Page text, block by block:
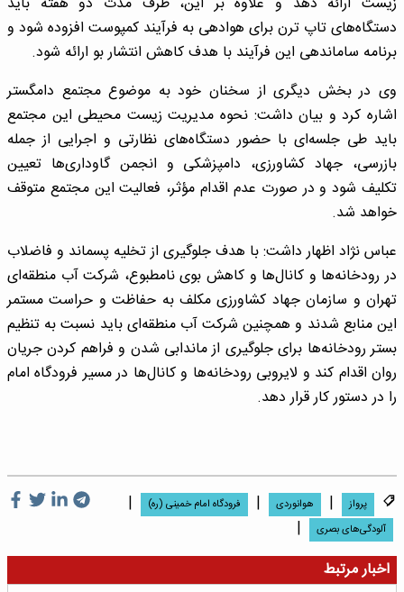
دستگاه‌های تاپ ترن برای هوادهی به فرآیند کمپوست افزوده شود و
برنامه ساماندهی این فرآیند با هدف کاهش انتشار بو ارائه شود.
وی در بخش دیگری از سخنان خود به موضوع مجتمع دامگستر
اشاره کرد و بیان داشت: نحوه مدیریت زیست محیطی این مجتمع
باید طی جلسه‌ای با حضور دستگاه‌های نظارتی و اجرایی از جمله
بازرسی، جهاد کشاورزی، دامپزشکی و انجمن گاوداری‌ها تعیین
تکلیف شود و در صورت عدم اقدام مؤثر، فعالیت این مجتمع متوقف
خواهد شد.
عباس نژاد اظهار داشت: با هدف جلوگیری از تخلیه پسماند و فاضلاب
در رودخانه‌ها و کانال‌ها و کاهش بوی نامطبوع، شرکت آب منطقه‌ای
تهران و سازمان جهاد کشاورزی مکلف به حفاظت و حراست مستمر
این منابع شدند و همچنین شرکت آب منطقه‌ای باید نسبت به تنظیم
بستر رودخانه‌ها برای جلوگیری از ماندابی شدن و فراهم کردن جریان
روان اقدام کند و لایروبی رودخانه‌ها و کانال‌ها در مسیر فرودگاه امام
را در دستور کار قرار دهد.
پرواز | هوانوردی | فرودگاه امام خمینی (ره) |
آلودگی‌های بصری
|
اخبار مرتبط